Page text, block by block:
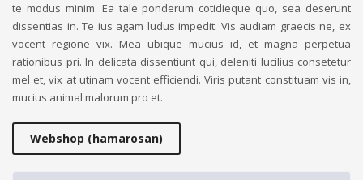
te modus minim. Ea tale ponderum cotidieque quo, sea deserunt
dissentias in. Te ius agam ludus impedit. Vis audiam graecis ne, ex
vocent regione vix. Mea ubique mucius id, et magna perpetua
rationibus pri. In delicata dissentiunt qui, deleniti lucilius consetetur
mel et, vix at utinam vocent efficiendi. Viris putant constituam vis in,
mucius animal malorum pro et.
Webshop (hamarosan)